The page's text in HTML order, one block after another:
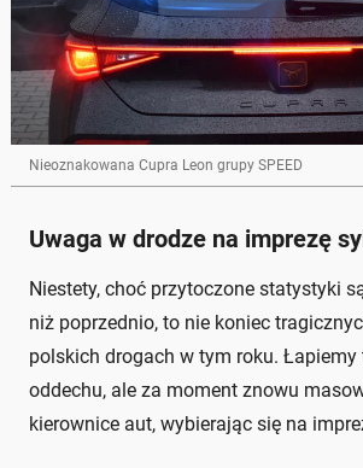
Nieoznakowana Cupra Leon grupy SPEED
Uwaga w drodze na imprezę
Niestety, choć przytoczone statystyki
niż poprzednio, to nie koniec
polskich drogach w tym roku. Łapiemy
oddechu, ale za moment znowu
kierownice aut, wybierając się na